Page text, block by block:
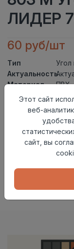
ЛИДЕР
60 руб/шт
Тип
Актуальность
Материал
ПВХ
Страна
происхождения
Осталось64 шт
Внимание!
наличие
в момент
Этот сайт
веб-
сайт, вы